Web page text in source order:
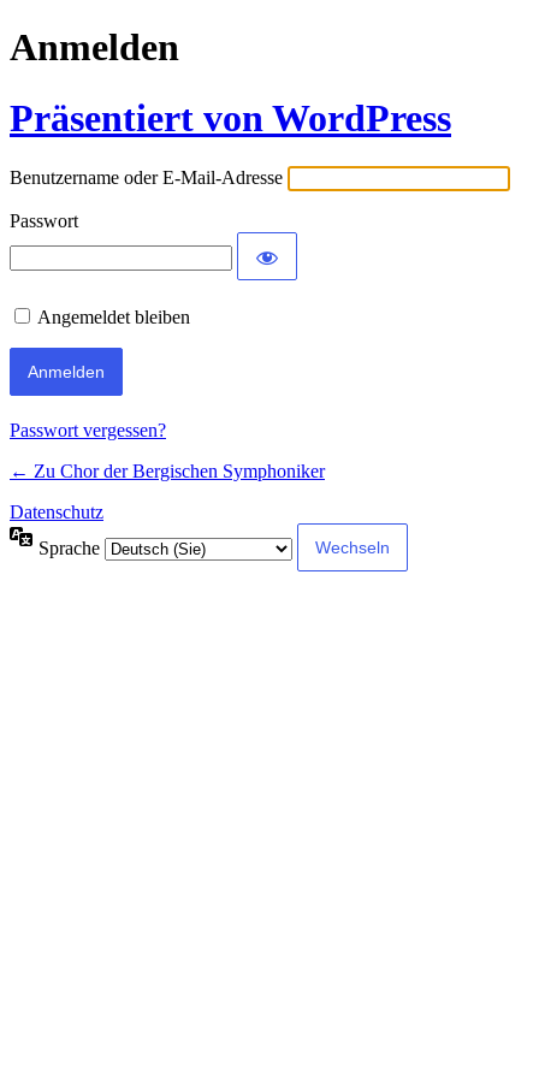
Anmelden
Präsentiert von WordPress
Benutzername oder E-Mail-Adresse
Passwort
Angemeldet bleiben
Passwort vergessen?
← Zu Chor der Bergischen Symphoniker
Datenschutz
Sprache